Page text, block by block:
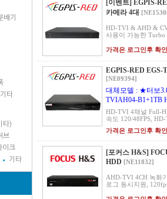
배기
기타
타)
브
이크
기타
[이벤트] EGPIS-
카메라 4대
HD-TVI & AHD &
사용이 가능한
가격은 로그인후 확인
EGPIS-RED EGS-
[NE09394]
대체모델 : ★터보
TVIAH04-B1+1TB
HD-TVI 4채널 Full-
속도 120/48FPS,
가격은 로그인후 확인
[포커스 H&S]
HDD [NE11832]
AHD-TVI 4CH 녹화
로그 동시지원,